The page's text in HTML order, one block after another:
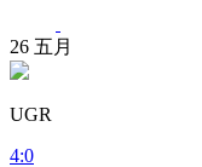
26 五月
UGR
4:0